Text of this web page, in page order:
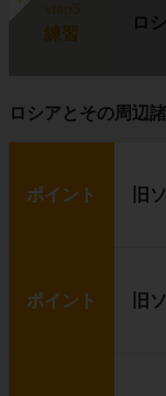
練習
ロ
ロシアとその周辺
ポイント 旧
ポイント 旧